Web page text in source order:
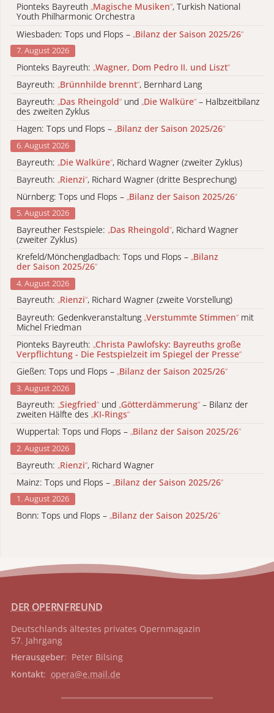
Pionteks Bayreuth „Magische Musiken“, Turkish National
Youth Philharmonic Orchestra
Wiesbaden: Tops und Flops – „Bilanz der Saison 2025/26“
7. August 2026
Pionteks Bayreuth: „Wagner, Dom Pedro II. und Liszt“
Bayreuth: „Brünnhilde brennt“, Bernhard Lang
Bayreuth: „Das Rheingold“ und „Die Walküre“ – Halbzeitbilanz
des zweiten Zyklus
Hagen: Tops und Flops – „Bilanz der Saison 2025/26“
6. August 2026
Bayreuth: „Die Walküre“, Richard Wagner (zweiter Zyklus)
Bayreuth: „Rienzi“, Richard Wagner (dritte Besprechung)
Nürnberg: Tops und Flops – „Bilanz der Saison 2025/26“
5. August 2026
Bayreuther Festspiele: „Das Rheingold“, Richard Wagner
(zweiter Zyklus)
Krefeld/Mönchengladbach: Tops und Flops – „Bilanz
der Saison 2025/26“
4. August 2026
Bayreuth: „Rienzi“, Richard Wagner (zweite Vorstellung)
Bayreuth: Gedenkveranstaltung „Verstummte Stimmen“ mit
Michel Friedman
Pionteks Bayreuth: „Christa Pawlofsky: Bayreuths große
Verpflichtung - Die Festspielzeit im Spiegel der Presse“
Gießen: Tops und Flops – „Bilanz der Saison 2025/26“
3. August 2026
Bayreuth: „Siegfried“ und „Götterdämmerung“ – Bilanz der
zweiten Hälfte des „KI-Rings“
Wuppertal: Tops und Flops – „Bilanz der Saison 2025/26“
2. August 2026
Bayreuth: „Rienzi“, Richard Wagner
Mainz: Tops und Flops – „Bilanz der Saison 2025/26“
1. August 2026
Bonn: Tops und Flops – „Bilanz der Saison 2025/26“
DER OPERNFREUND
Deutschlands ältestes privates Opernmagazin
57. Jahrgang
Herausgeber: Peter Bilsing
Kontakt: opera@e.mail.de